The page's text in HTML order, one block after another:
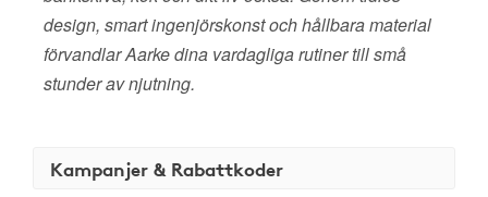
design, smart ingenjörskonst och hållbara material
förvandlar Aarke dina vardagliga rutiner till små
stunder av njutning.
Kampanjer & Rabattkoder